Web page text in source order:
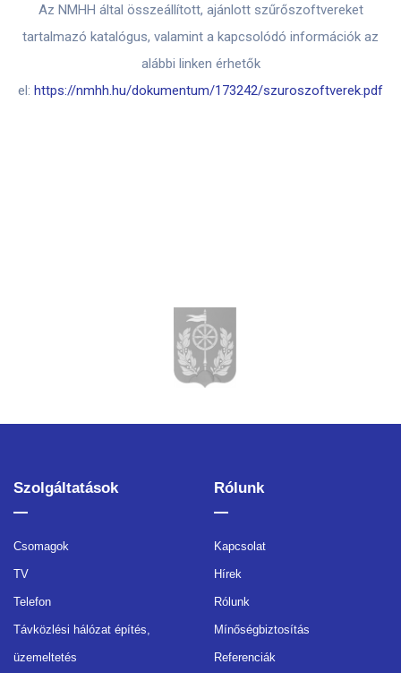
Az NMHH által összeállított, ajánlott szűrőszoftvereket
tartalmazó katalógus, valamint a kapcsolódó információk az
alábbi linken érhetők
el: https://nmhh.hu/dokumentum/173242/szuroszoftverek.pdf
Szolgáltatások
Csomagok
TV
Telefon
Távközlési hálózat építés,
üzemeltetés
Rólunk
Kapcsolat
Hírek
Rólunk
Mínőségbiztosítás
Referenciák